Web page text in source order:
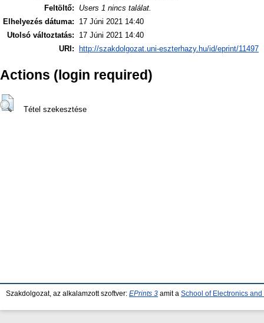
Feltöltő:
Users 1 nincs találat.
Elhelyezés dátuma:
17 Júni 2021 14:40
Utolsó változtatás:
17 Júni 2021 14:40
URI:
http://szakdolgozat.uni-eszterhazy.hu/id/eprint/11497
Actions (login required)
Tétel szekesztése
Szakdolgozat, az alkalamzott szoftver: EPrints 3 amit a School of Electronics